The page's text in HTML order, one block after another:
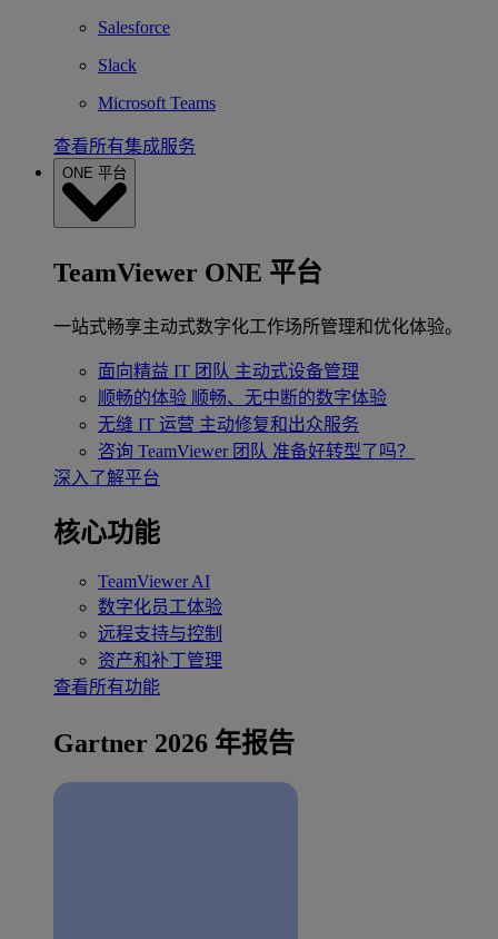
Salesforce
Slack
Microsoft Teams
查看所有集成服务
ONE 平台
TeamViewer ONE 平台
一站式畅享主动式数字化工作场所管理和优化体验。
面向精益 IT 团队 主动式设备管理
顺畅的体验 顺畅、无中断的数字体验
无缝 IT 运营 主动修复和出众服务
咨询 TeamViewer 团队 准备好转型了吗？
深入了解平台
核心功能
TeamViewer AI
数字化员工体验
远程支持与控制
资产和补丁管理
查看所有功能
Gartner 2026 年报告